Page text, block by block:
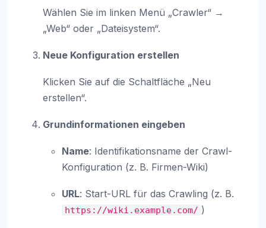
Wählen Sie im linken Menü „Crawler“ →
„Web“ oder „Dateisystem“.
Neue Konfiguration erstellen
Klicken Sie auf die Schaltfläche „Neu
erstellen“.
Grundinformationen eingeben
Name: Identifikationsname der Crawl-
Konfiguration (z. B. Firmen-Wiki)
URL: Start-URL für das Crawling (z. B.
https://wiki.example.com/ )